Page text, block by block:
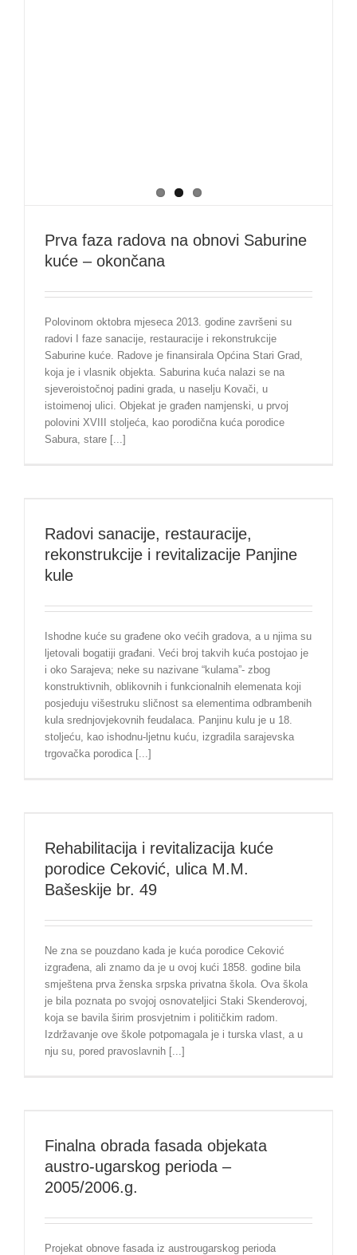
Prva faza radova na obnovi Saburine
kuće – okončana
Polovinom oktobra mjeseca 2013. godine završeni su
radovi I faze sanacije, restauracije i rekonstrukcije
Saburine kuće. Radove je finansirala Općina Stari Grad,
koja je i vlasnik objekta. Saburina kuća nalazi se na
sjeveroistočnoj padini grada, u naselju Kovači, u
istoimenoj ulici. Objekat je građen namjenski, u prvoj
polovini XVIII stoljeća, kao porodična kuća porodice
Sabura, stare [...]
Radovi sanacije, restauracije,
rekonstrukcije i revitalizacije Panjine
kule
Ishodne kuće su građene oko većih gradova, a u njima su
ljetovali bogatiji građani. Veći broj takvih kuća postojao je
i oko Sarajeva; neke su nazivane “kulama”- zbog
konstruktivnih, oblikovnih i funkcionalnih elemenata koji
posjeduju višestruku sličnost sa elementima odbrambenih
kula srednjovjekovnih feudalaca. Panjinu kulu je u 18.
stoljeću, kao ishodnu-ljetnu kuću, izgradila sarajevska
trgovačka porodica [...]
Rehabilitacija i revitalizacija kuće
porodice Ceković, ulica M.M.
Bašeskije br. 49
Ne zna se pouzdano kada je kuća porodice Ceković
izgrađena, ali znamo da je u ovoj kući 1858. godine bila
smještena prva ženska srpska privatna škola. Ova škola
je bila poznata po svojoj osnovateljici Staki Skenderovoj,
koja se bavila širim prosvjetnim i političkim radom.
Izdržavanje ove škole potpomagala je i turska vlast, a u
nju su, pored pravoslavnih [...]
Finalna obrada fasada objekata
austro-ugarskog perioda –
2005/2006.g.
Projekat obnove fasada iz austrougarskog perioda